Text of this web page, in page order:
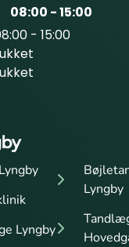
08:00 - 15:00
- 15:00
Lyngby
Lyngby